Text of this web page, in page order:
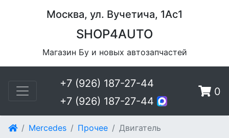
Москва, ул. Вучетича, 1Ас1
SHOP4AUTO
Магазин Бу и новых автозапчастей
+7 (926) 187-27-44
+7 (926) 187-27-44
0
Mercedes Прочее Двигатель